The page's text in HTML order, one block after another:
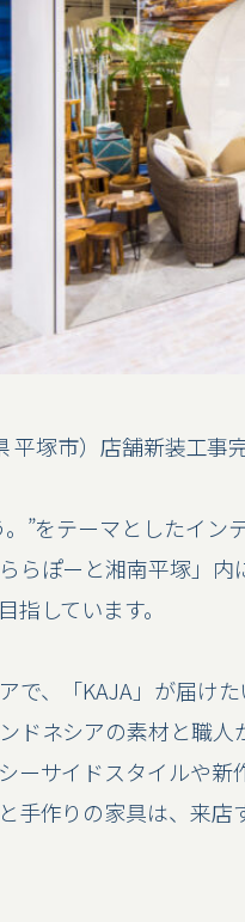
平塚市）店舗新装工事
”をテーマとしたイン
らぽーと湘南平塚」
しています。
で、「KAJA」が届け
ドネシアの素材と職
ーサイドスタイルや
手作りの家具は、来店